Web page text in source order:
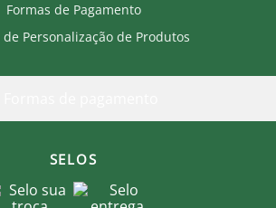
Formas de Pagamento
de Personalização de Produtos
SELOS